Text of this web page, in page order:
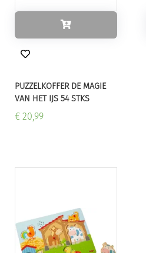
PUZZELKOFFER DE MAGIE
VAN HET IJS 54 STKS
€ 20,99